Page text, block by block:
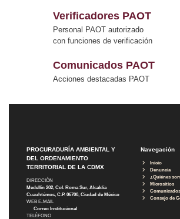
Verificadores PAOT
Personal PAOT autorizado
con funciones de verificación
Comunicados PAOT
Acciones destacadas PAOT
PROCURADURÍA AMBIENTAL Y
DEL ORDENAMIENTO
TERRITORIAL DE LA CDMX
DIRECCIÓN
Medellín 202, Col. Roma Sur, Alcaldía
Cuauhtémoc, C.P. 06700, Ciudad de México
WEB E-MAIL
Correo Institucional
TELÉFONO
Navegación
Inicio
Denuncia
¿Quiénes
Micrositios
Comunicados
Consejo de